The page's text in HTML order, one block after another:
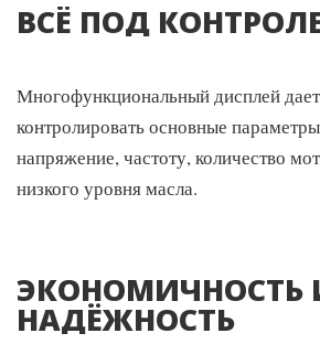
Рама станции сделана из труб
эксплуатации.
ВСЁ ПОД
Многофункциональный дисплей
контролировать основные
напряжение, частоту, количество
низкого уровня масла.
ЭКОНОМИЧНОСТЬ
НАДЁЖНОСТЬ